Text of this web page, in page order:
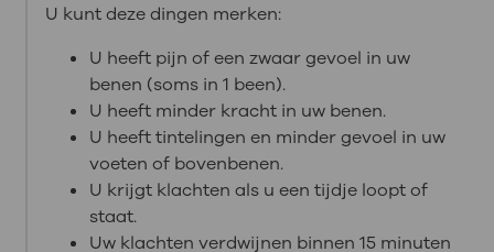
U kunt deze dingen merken:
U heeft pijn of een zwaar gevoel in uw
benen (soms in 1 been).
U heeft minder kracht in uw benen.
U heeft tintelingen en minder gevoel in uw
voeten of bovenbenen.
U krijgt klachten als u een tijdje loopt of
staat.
Uw klachten verdwijnen binnen 15 minuten